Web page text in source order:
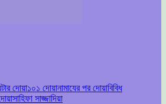
দোয়া১০১ দোয়ানামাযের পর দোয়াবিবিধ
সাহিফা সাজ্জাদিয়া